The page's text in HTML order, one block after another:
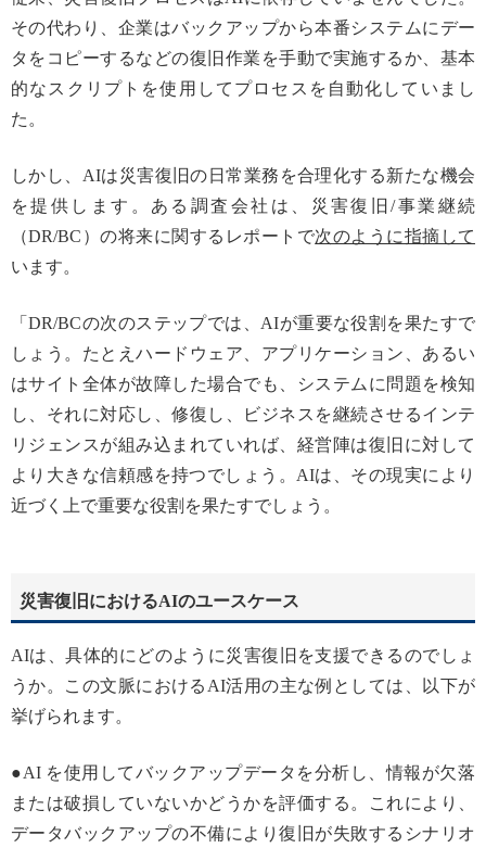
その代わり、企業はバックアップから本番システムにデー
タをコピーするなどの復旧作業を手動で実施するか、基本
的なスクリプトを使用してプロセスを自動化していまし
た。
しかし、AIは災害復旧の日常業務を合理化する新たな機会
を提供します。ある調査会社は、災害復旧/事業継続
（DR/BC）の将来に関するレポートで次のように指摘して
います。
「DR/BCの次のステップでは、AIが重要な役割を果たすで
しょう。たとえハードウェア、アプリケーション、あるい
はサイト全体が故障した場合でも、システムに問題を検知
し、それに対応し、修復し、ビジネスを継続させるインテ
リジェンスが組み込まれていれば、経営陣は復旧に対して
より大きな信頼感を持つでしょう。AIは、その現実により
近づく上で重要な役割を果たすでしょう。
災害復旧におけるAIのユースケース
AIは、具体的にどのように災害復旧を支援できるのでしょ
うか。この文脈におけるAI活用の主な例としては、以下が
挙げられます。
●AI を使用してバックアップデータを分析し、情報が欠落
または破損していないかどうかを評価する。これにより、
データバックアップの不備により復旧が失敗するシナリオ